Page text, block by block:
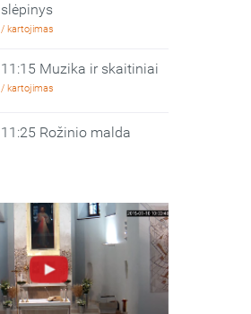
slėpinys
/ kartojimas
11:15 Muzika ir skaitiniai
/ kartojimas
11:25 Rožinio malda